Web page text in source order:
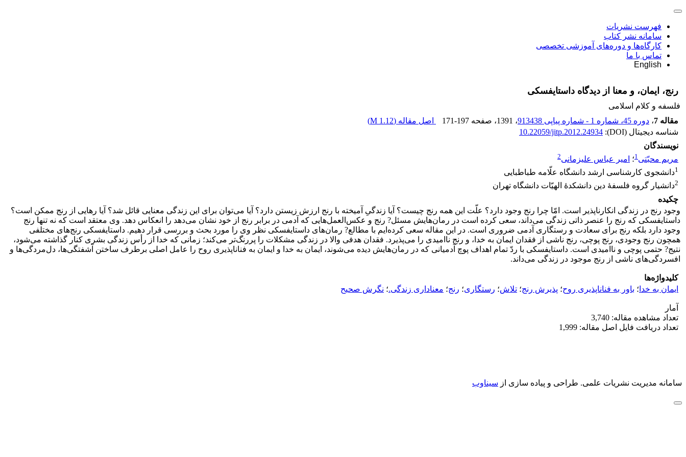
فهرست نشریات
سامانه نشر کتاب
کارگاه‌ها و دوره‌های آموزشی تخصصی
تماس با ما
English
رنج، ایمان، و معنا از دیدگاه داستایفسکی
فلسفه و کلام اسلامی
مقاله 7
، دوره 45، شماره 1 - شماره پیاپی 913438 ، 1391 ، صفحه 171-197 اصل مقاله (1.12 M
)
شناسه دیجیتال (DOI):
10.22059/jitp.2012.24934
نویسندگان
مریم محبّتی1؛ امیر عباس علیزمانی2
1دانشجوی کارشناسی ارشد دانشگاه علّامه طباطبایی
2دانشیار گروه فلسفۀ دین دانشکدۀ الهیّات دانشگاه تهران
چکیده
وجود رنج در زندگی انکارناپذیر است. امّا چرا رنج وجود دارد؟ علّت این همه رنج چیست؟ آیا زندگیِ آمیخته با رنج ارزش زیستن دارد؟ آیا می‌توان برای این زندگی معنایی قائل شد؟ آیا رهایی از رنج ممکن است؟
داستایفسکی که رنج را عنصر ذاتی زندگی می‌داند، سعی کرده است در رمان‌هایش مسئل? رنج و عکس‌العمل‌هایی که آدمی در برابر رنج از خود نشان می‌دهد را انعکاس دهد. وی معتقد است که نه تنها رنج
وجود دارد بلکه رنج برای سعادت و رستگاری آدمی ضروری است. در این مقاله سعی کرده‌ایم با مطالع? رمان‌های داستایفسکی نظر وی را مورد بحث و بررسی قرار دهیم. داستایفسکی رنج‌های مختلفی
همچون رنج وجودی، رنج پوچی، رنج ناشی از فقدان ایمان به خدا، و رنج ناامیدی را می‌پذیرد. فقدان هدفی والا در زندگی مشکلات را پررنگ‌تر می‌کند؛ زمانی که خدا از رأس زندگی بشری کنار گذاشته می‌شود،
نتیج? حتمی پوچی و ناامیدی است. داستایفسکی با ردّ تمام اهداف پوچ آدمیانی که در رمان‌هایش دیده می‌شوند، ایمان به خدا و ایمان به فناناپذیری روح را عامل اصلی برطرف ساختن آشفتگی‌ها، دل‌مردگی‌ها و
افسردگی‌های ناشی از رنج موجود در زندگی می‌داند.
کلیدواژه‌ها
ایمان به خدا ؛ باور به فناناپذیری روح؛ پذیرش رنج؛ تلاش؛ رستگاری؛ رنج؛ معناداری زندگی.؛ نگرش صحیح
آمار
تعداد مشاهده مقاله: 3,740
تعداد دریافت فایل اصل مقاله: 1,999
سامانه مدیریت نشریات علمی. طراحی و پیاده سازی از سیناوب